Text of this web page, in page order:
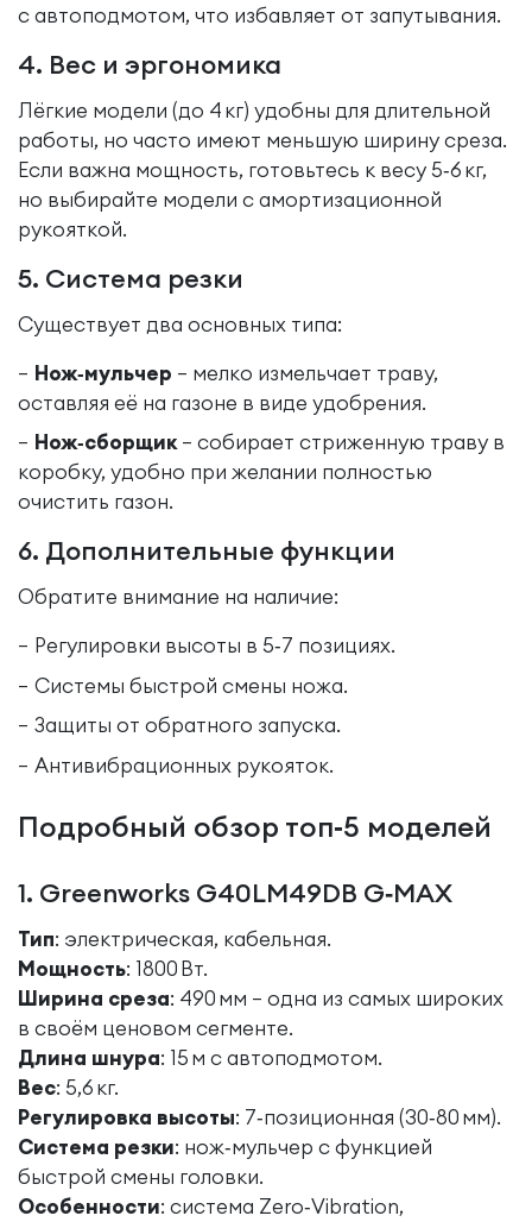
с автоподмотом, что избавляет от запутывания.
4. Вес и эргономика
Лёгкие модели (до 4 кг) удобны для длительной
работы, но часто имеют меньшую ширину среза.
Если важна мощность, готовьтесь к весу 5‑6 кг,
но выбирайте модели с амортизационной
рукояткой.
5. Система резки
Существует два основных типа:
Нож‑мульчер – мелко измельчает траву,
оставляя её на газоне в виде удобрения.
Нож‑сборщик– собирает стриженную траву в
коробку, удобно при желании полностью
очистить газон.
6. Дополнительные функции
Обратите внимание на наличие:
Регулировки высоты в 5‑7 позициях.
Системы быстрой смены ножа.
Защиты от обратного запуска.
Антивибрационных рукояток.
Подробный обзор топ‑5 моделей
1. Greenworks G40LM49DB G‑MAX
Тип: электрическая, кабельная.
Мощность: 1800 Вт.
Ширина среза: 490 мм – одна из самых широких
в своём ценовом сегменте.
Длина шнура: 15 м с автоподмотом.
Вес: 5,6 кг.
Регулировка высоты: 7‑позиционная (30‑80 мм).
Система резки: нож‑мульчер с функцией
быстрой смены головки.
Особенности: система Zero‑Vibration,